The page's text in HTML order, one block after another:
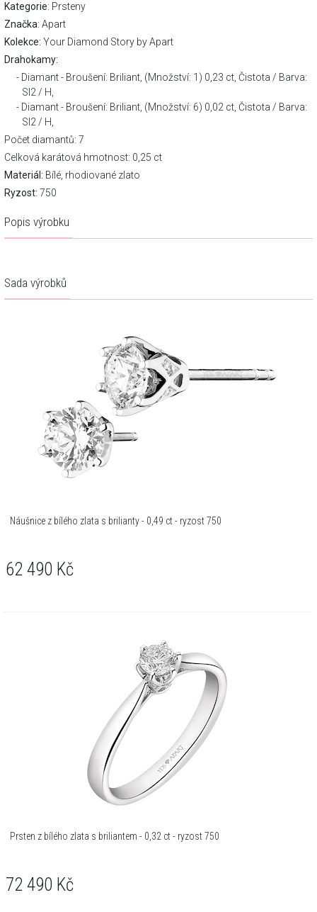
Kategorie: Prsteny
Značka: Apart
Kolekce: Your Diamond Story by Apart
Drahokamy:
Diamant - Broušení: Briliant, (Množství: 1) 0,23 ct, Čistota / Barva:
SI2 / H,
Diamant - Broušení: Briliant, (Množství: 6) 0,02 ct, Čistota / Barva:
SI2 / H,
Počet diamantů: 7
Celková karátová hmotnost: 0,25 ct
Materiál: Bílé, rhodiované zlato
Ryzost: 750
Popis výrobku
Sada výrobků
Náušnice z bílého zlata s brilianty - 0,49 ct - ryzost 750
62 490 Kč
Prsten z bílého zlata s briliantem - 0,32 ct - ryzost 750
72 490 Kč